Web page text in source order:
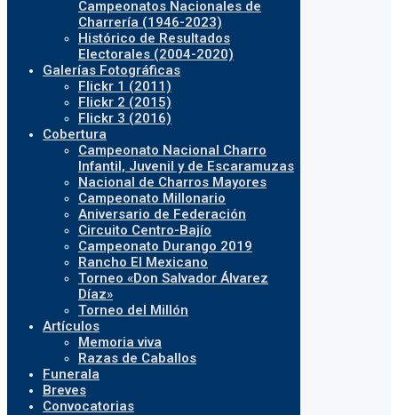
Campeonatos Nacionales de
Charrería (1946-2023)
Histórico de Resultados
Electorales (2004-2020)
Galerías Fotográficas
Flickr 1 (2011)
Flickr 2 (2015)
Flickr 3 (2016)
Cobertura
Campeonato Nacional Charro
Infantil, Juvenil y de Escaramuzas
Nacional de Charros Mayores
Campeonato Millonario
Aniversario de Federación
Circuito Centro-Bajío
Campeonato Durango 2019
Rancho El Mexicano
Torneo «Don Salvador Álvarez
Díaz»
Torneo del Millón
Artículos
Memoria viva
Razas de Caballos
Funerala
Breves
Convocatorias